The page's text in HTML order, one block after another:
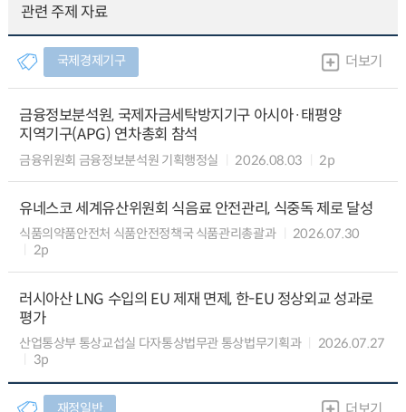
관련 주제 자료
국제경제기구 더보기
금융정보분석원, 국제자금세탁방지기구 아시아·태평양
지역기구(APG) 연차총회 참석
금융위원회 금융정보분석원 기획행정실 2026.08.03 2p
유네스코 세계유산위원회 식음료 안전관리, 식중독 제로 달성
식품의약품안전처 식품안전정책국 식품관리총괄과
2026.07.30
2p
러시아산 LNG 수입의 EU 제재 면제, 한-EU 정상외교 성과로
평가
산업통상부 통상교섭실 다자통상법무관 통상법무기획과
2026.07.27
3p
재정일반